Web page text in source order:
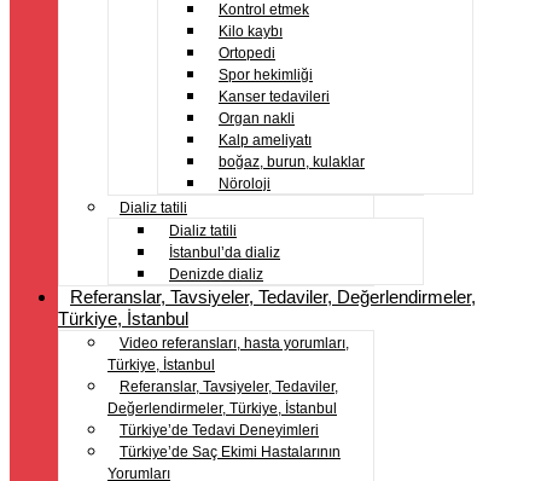
Kontrol etmek
Kilo kaybı
Ortopedi
Spor hekimliği
Kanser tedavileri
Organ nakli
Kalp ameliyatı
boğaz, burun, kulaklar
Nöroloji
Dializ tatili
Dializ tatili
İstanbul’da dializ
Denizde dializ
Referanslar, Tavsiyeler, Tedaviler, Değerlendirmeler,
Türkiye, İstanbul
Video referansları, hasta yorumları,
Türkiye, İstanbul
Referanslar, Tavsiyeler, Tedaviler,
Değerlendirmeler, Türkiye, İstanbul
Türkiye’de Tedavi Deneyimleri
Türkiye’de Saç Ekimi Hastalarının
Yorumları